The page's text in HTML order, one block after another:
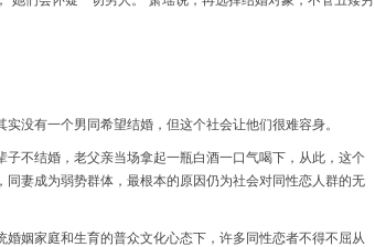
没有一个男同希望结婚，但这个社会让他们很难容身。
不结婚，老父亲当场拿起一瓶白酒一口气喝下，从此，这个
同妻成为弱势群体，最根本的原因仍为社会对同性恋人群的无
婚姻家庭和生育的普众文化心态下，许多同性恋者不得不屈从